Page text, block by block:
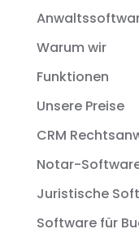
Warum wir
Funktionen
Unsere Preise
CRM
Notar-
Juristische
Software für